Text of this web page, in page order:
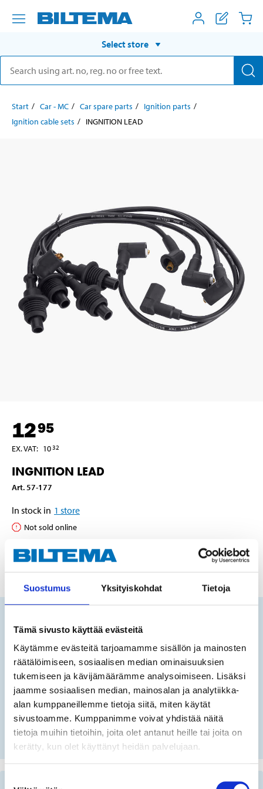
Suostumus Yksityiskohdat Tietoja
Tämä sivusto käyttää evästeitä
Käytämme evästeitä tarjoamamme sisällön ja mainosten
räätälöimiseen, sosiaalisen median ominaisuuksien
tukemiseen ja kävijämäärämme analysoimiseen. Lisäksi
jaamme sosiaalisen median, mainosalan ja analytiikka-
alan kumppaneillemme tietoja siitä, miten käytät
sivustoamme. Kumppanimme voivat yhdistää näitä
tietoja muihin tietoihin, joita olet antanut heille tai joita on
kerätty, kun olet käyttänyt heidän palvelujaan.
Select store
Start Car - MC Car spare parts
Ignition parts
Ignition cable sets
INGNITION LEAD
1295
EX. VAT: 1032
INGNITION LEAD
Art. 57-177
In stock in 1 store
Not sold online
Does this product fit your vehicle?
No registration number?
SELECT CAR MANUALLY